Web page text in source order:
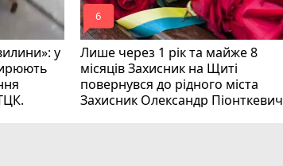
у
Лише через 1 рік та майже 8
місяців Захисник на Щиті
повернувся до рідного міста
Захисник Олександр Піонткевич
mode_comment
6